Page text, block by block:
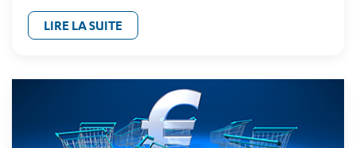
LIRE LA SUITE